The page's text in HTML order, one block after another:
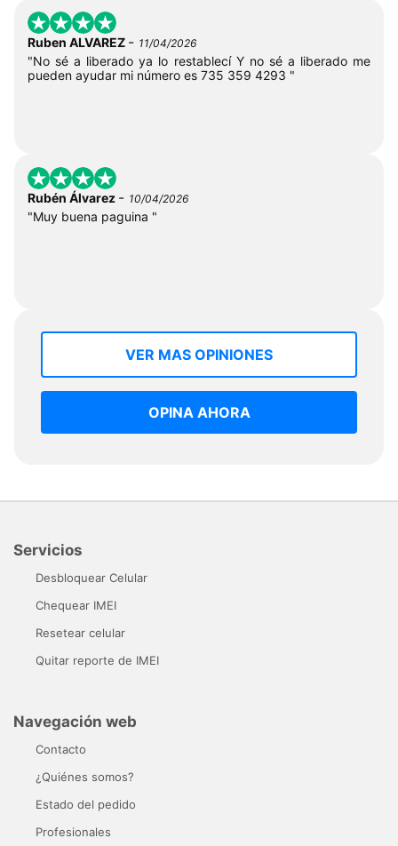
Ruben ALVAREZ - 11/04/2026
"No sé a liberado ya lo restablecí Y no sé a liberado me
pueden ayudar mi número es 735 359 4293 "
Rubén Álvarez - 10/04/2026
"Muy buena paguina "
VER MAS OPINIONES
OPINA AHORA
Servicios
Desbloquear Celular
Chequear IMEI
Resetear celular
Quitar reporte de IMEI
Navegación web
Contacto
¿Quiénes somos?
Estado del pedido
Profesionales